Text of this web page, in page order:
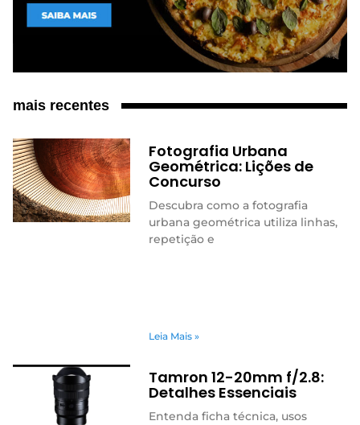
mais recentes
Fotografia Urbana
Geométrica: Lições de
Concurso
Descubra como a fotografia
urbana geométrica utiliza linhas,
repetição e
Leia Mais »
Tamron 12-20mm f/2.8:
Detalhes Essenciais
Entenda ficha técnica, usos